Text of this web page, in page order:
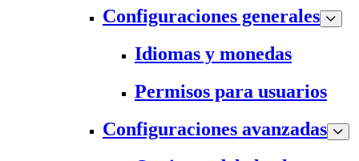
Configuraciones generales
Idiomas y monedas
Permisos para usuarios
Configuraciones avanzadas